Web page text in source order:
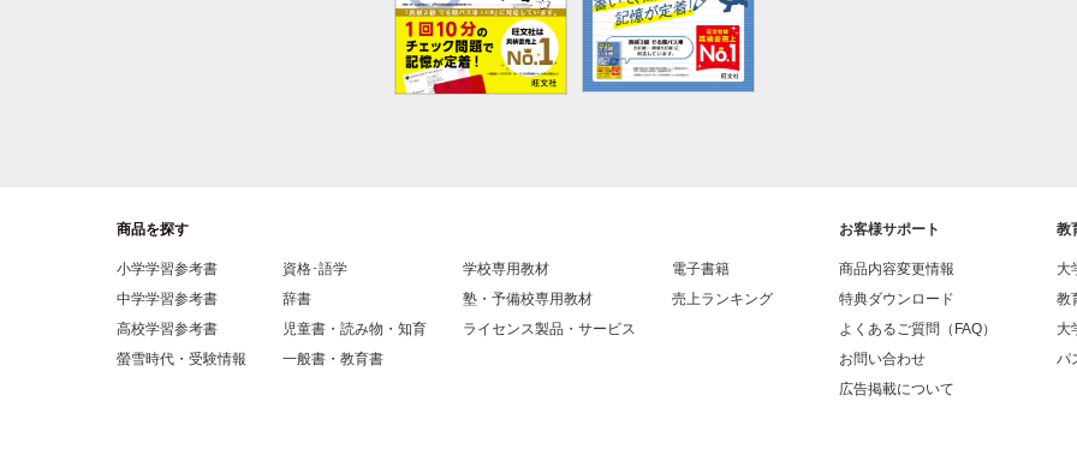
商品を探す
小学学習参考書
中学学習参考書
高校学習参考書
螢雪時代・受験情報
資格･語学
辞書
児童書・読み物・知育
一般書・教育書
学校専用教材
塾・予備校専用教材
ライセンス製品・サービス
電子書籍
売上ランキング
お客様サポート
商品内容変更情報
特典ダウンロード
よくあるご質問（FAQ）
お問い合わせ
広告掲載について
教
大
教
大
パ